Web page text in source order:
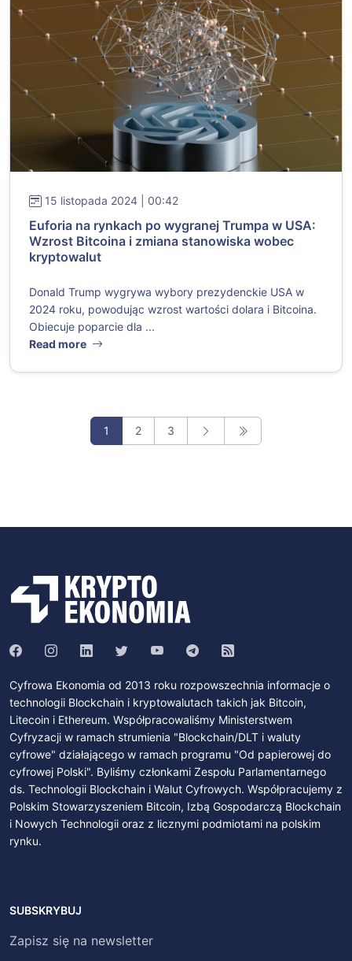
15 listopada 2024 | 00:42
Euforia na rynkach po wygranej Trumpa w USA:
Wzrost Bitcoina i zmiana stanowiska wobec
kryptowalut
Donald Trump wygrywa wybory prezydenckie USA w
2024 roku, powodując wzrost wartości dolara i Bitcoina.
Obiecuje poparcie dla ...
Read more
1 2 3
Cyfrowa Ekonomia od 2013 roku rozpowszechnia informacje o
technologii Blockchain i kryptowalutach takich jak Bitcoin,
Litecoin i Ethereum. Współpracowaliśmy Ministerstwem
Cyfryzacji w ramach strumienia "Blockchain/DLT i waluty
cyfrowe" działającego w ramach programu "Od papierowej do
cyfrowej Polski". Byliśmy członkami Zespołu Parlamentarnego
ds. Technologii Blockchain i Walut Cyfrowych. Współpracujemy z
Polskim Stowarzyszeniem Bitcoin, Izbą Gospodarczą Blockchain
i Nowych Technologii oraz z licznymi podmiotami na polskim
rynku.
SUBSKRYBUJ
Zapisz się na newsletter